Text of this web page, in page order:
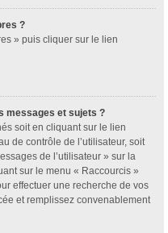
?
» puis cliquer sur le lien
messages et sujets ?
soit en cliquant sur le lien
de contrôle de l’utilisateur, soit
de l’utilisateur » sur la
sur le menu « Raccourcis »
effectuer une recherche de vos
et remplissez convenablement